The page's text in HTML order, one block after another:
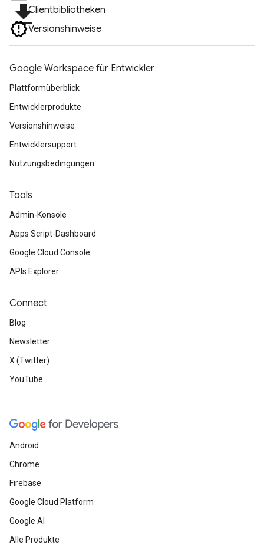
file_downloadClientbibliotheken
Versionshinweise
Google Workspace für Entwickler
Plattformüberblick
Entwicklerprodukte
Versionshinweise
Entwicklersupport
Nutzungsbedingungen
Tools
Admin-Konsole
Apps Script-Dashboard
Google Cloud Console
APIs Explorer
Connect
Blog
Newsletter
X (Twitter)
YouTube
Android
Chrome
Firebase
Google Cloud Platform
Google AI
Alle Produkte